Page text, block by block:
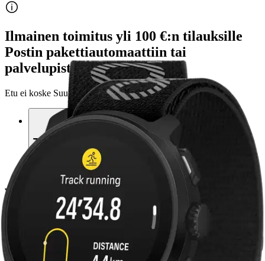
Ilmainen toimitus yli 100 €:n tilauksille
Postin pakettiautomaattiin tai
palvelupisteeseen!
Etu ei koske Suuri‑lisäpalvelulla toimitettavia tuotteita.
Tarkista myymäläsaatavuus
Avainominaisuudet